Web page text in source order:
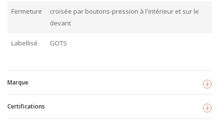
Fermeture
croisée par boutons-pression à l'intérieur et sur le
devant
Labellisé GOTS
Marque
Voir les produits
Certifications